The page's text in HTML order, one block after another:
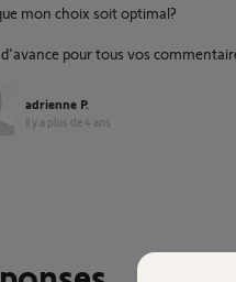
mon choix soit optimal?
pour tous vos
adrienne P.
il y a plus de 4 ans